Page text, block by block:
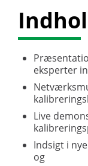
eksperter
Live
Indsigt i
og